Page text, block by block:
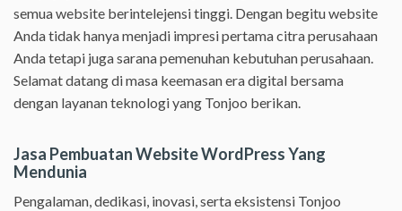
semua website berintelejensi tinggi. Dengan begitu website
Anda tidak hanya menjadi impresi pertama citra perusahaan
Anda tetapi juga sarana pemenuhan kebutuhan perusahaan.
Selamat datang di masa keemasan era digital bersama
dengan layanan teknologi yang Tonjoo berikan.
Jasa Pembuatan Website WordPress Yang
Mendunia
Pengalaman, dedikasi, inovasi, serta eksistensi Tonjoo